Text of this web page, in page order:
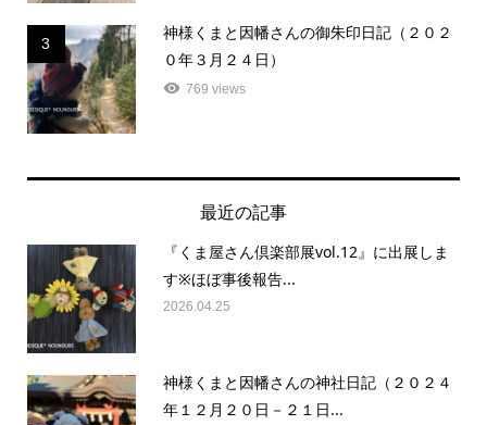
3
神様くまと因幡さんの御朱印日記（２０２
０年３月２４日）
769 views
最近の記事
『くま屋さん倶楽部展vol.12』に出展しま
す※ほぼ事後報告...
2026.04.25
神様くまと因幡さんの神社日記（２０２４
年１２月２０日－２１日...